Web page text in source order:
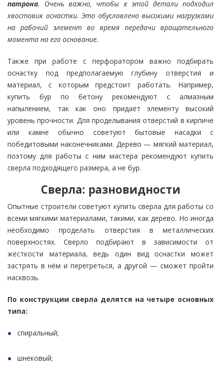
патрона. Очень важно, чтобы к этой детали подходил
хвостовик оснастки. Это обусловлено высокими нагрузками
на рабочий элемент во время передачи вращательного
момента на его основание.
Также при работе с перфоратором важно подбирать
оснастку под предполагаемую глубину отверстия и
материал, с которым предстоит работать. Например,
купить бур по бетону рекомендуют с алмазным
напылением, так как оно придаёт элементу высокий
уровень прочности. Для проделывания отверстий в кирпиче
или камне обычно советуют бытовые насадки с
победитовыми наконечниками. Дерево — мягкий материал,
поэтому для работы с ним мастера рекомендуют купить
сверла подходящего размера, а не бур.
Сверла: разновидности
Опытные строители советуют купить сверла для работы со
всеми мягкими материалами, такими, как дерево. Но иногда
необходимо проделать отверстия в металлических
поверхностях. Сверло подбирают в зависимости от
жёсткости материала, ведь один вид оснастки может
застрять в нём и перегреться, а другой — сможет пройти
насквозь.
По конструкции сверла делятся на четыре основных
типа:
спиральный;
шнековый;